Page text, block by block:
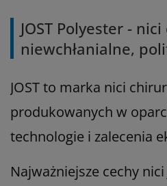
JOST Polyester -
niewchłanialne,
JOST to marka nici
produkowanych w
technologie i zalecenia
Najważniejsze cechy